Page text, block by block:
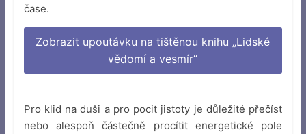
čase.
Zobrazit upoutávku na tištěnou knihu „Lidské
vědomí a vesmír“
Pro klid na duši a pro pocit jistoty je důležité přečíst
nebo alespoň částečně procítit energetické pole